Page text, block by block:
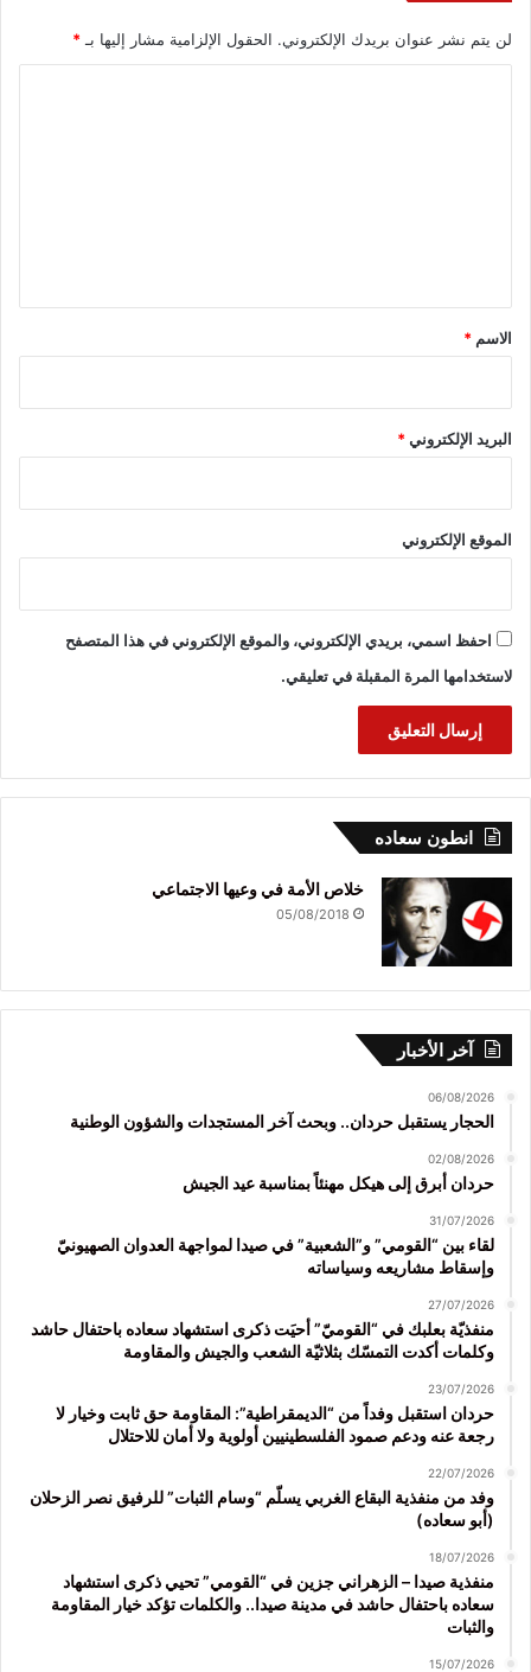
لن يتم نشر عنوان بريدك الإلكتروني. الحقول الإلزامية مشار إليها بـ *
*
الاسم *
البريد الإلكتروني*
الموقع الإلكتروني
احفظ اسمي، بريدي الإلكتروني، والموقع الإلكتروني في هذا المتصفح
لاستخدامها المرة المقبلة في تعليقي.
انطون سعاده
خلاص الأمة في وعيها الاجتماعي
05/08/2018
آخر الأخبار
06/08/2026
الحجار يستقبل حردان.. وبحث آخر المستجدات والشؤون الوطنية
02/08/2026
حردان أبرق إلى هيكل مهنئاً بمناسبة عيد الجيش
31/07/2026
لقاء بين “القومي” و”الشعبية” في صيدا لمواجهة العدوان الصهيونيّ
وإسقاط مشاريعه وسياساته
27/07/2026
منفذيّة بعلبك في “القوميّ” أحيَت ذكرى استشهاد سعاده باحتفال حاشد
وكلمات أكدت التمسّك بثلاثيّة الشعب والجيش والمقاومة
23/07/2026
حردان استقبل وفداً من “الديمقراطية”: المقاومة حق ثابت وخيار لا
رجعة عنه ودعم صمود الفلسطينيين أولوية ولا أمان للاحتلال
22/07/2026
وفد من منفذية البقاع الغربي يسلّم “وسام الثبات” للرفيق نصر الزحلان
(أبو سعاده)
18/07/2026
منفذية صيدا – الزهراني جزين في “القومي” تحيي ذكرى استشهاد
سعاده باحتفال حاشد في مدينة صيدا.. والكلمات تؤكد خيار المقاومة
والثبات
15/07/2026